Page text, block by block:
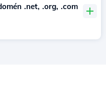
.net, .org, .com